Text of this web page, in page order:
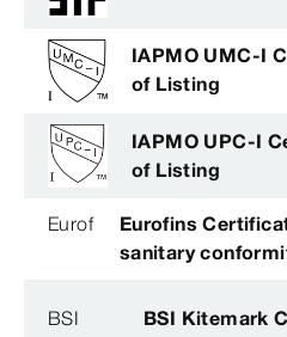
IAPMO UMC-I
of Listing
IAPMO UPC-I
of Listing
Eurof
Eurofins
sanitary
BSI BSI Kitemark